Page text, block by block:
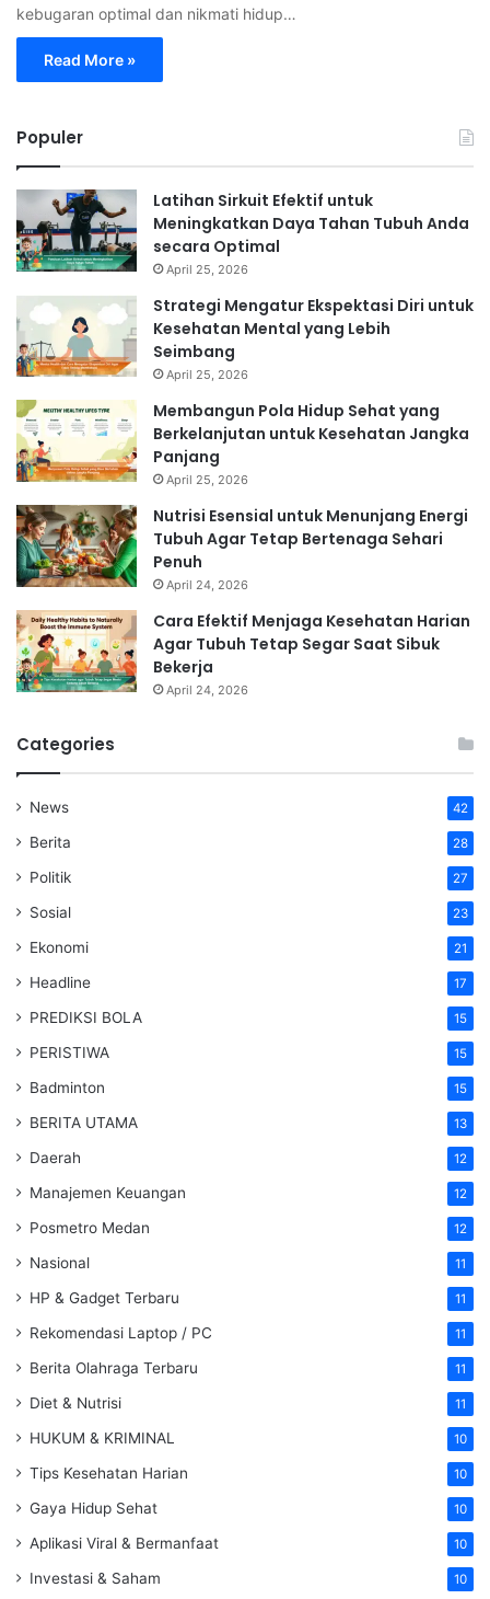
kebugaran optimal dan nikmati hidup…
Read More »
Populer
Latihan Sirkuit Efektif untuk
Meningkatkan Daya Tahan Tubuh Anda
secara Optimal
April 25, 2026
Strategi Mengatur Ekspektasi Diri untuk
Kesehatan Mental yang Lebih
Seimbang
April 25, 2026
Membangun Pola Hidup Sehat yang
Berkelanjutan untuk Kesehatan Jangka
Panjang
April 25, 2026
Nutrisi Esensial untuk Menunjang Energi
Tubuh Agar Tetap Bertenaga Sehari
Penuh
April 24, 2026
Cara Efektif Menjaga Kesehatan Harian
Agar Tubuh Tetap Segar Saat Sibuk
Bekerja
April 24, 2026
Categories
News 42
Berita 28
Politik 27
Sosial 23
Ekonomi 21
Headline 17
PREDIKSI BOLA 15
PERISTIWA 15
Badminton 15
BERITA UTAMA 13
Daerah 12
Manajemen Keuangan 12
Posmetro Medan 12
Nasional 11
HP & Gadget Terbaru 11
Rekomendasi Laptop / PC 11
Berita Olahraga Terbaru 11
Diet & Nutrisi 11
HUKUM & KRIMINAL 10
Tips Kesehatan Harian 10
Gaya Hidup Sehat 10
Aplikasi Viral & Bermanfaat 10
Investasi & Saham 10